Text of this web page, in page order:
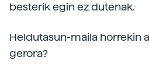
besterik egin ez dutenak.
Heldutasun-maila horrekin
gerora?